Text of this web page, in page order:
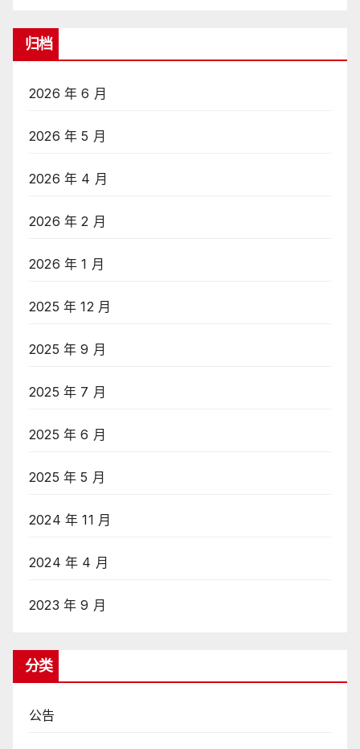
归档
2026 年 6 月
2026 年 5 月
2026 年 4 月
2026 年 2 月
2026 年 1 月
2025 年 12 月
2025 年 9 月
2025 年 7 月
2025 年 6 月
2025 年 5 月
2024 年 11 月
2024 年 4 月
2023 年 9 月
分类
公告